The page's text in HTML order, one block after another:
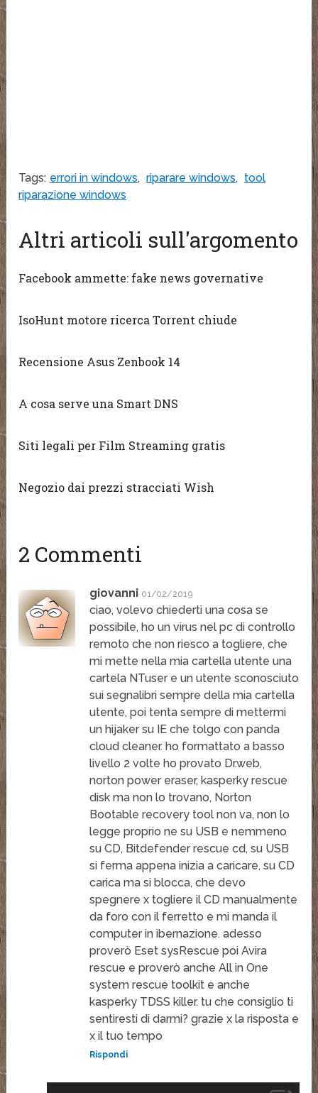
Tags: errori in windows, riparare windows, tool
riparazione windows
Altri articoli sull'argomento
Facebook ammette: fake news governative
IsoHunt motore ricerca Torrent chiude
Recensione Asus Zenbook 14
A cosa serve una Smart DNS
Siti legali per Film Streaming gratis
Negozio dai prezzi stracciati Wish
2 Commenti
giovanni 01/02/2019
ciao, volevo chiederti una cosa se
possibile, ho un virus nel pc di controllo
remoto che non riesco a togliere, che
mi mette nella mia cartella utente una
cartela NTuser e un utente sconosciuto
sui segnalibri sempre della mia cartella
utente, poi tenta sempre di mettermi
un hijaker su IE che tolgo con panda
cloud cleaner. ho formattato a basso
livello 2 volte ho provato Dr.web,
norton power eraser, kasperky rescue
disk ma non lo trovano, Norton
Bootable recovery tool non va, non lo
legge proprio ne su USB e nemmeno
su CD, Bitdefender rescue cd, su USB
si ferma appena inizia a caricare, su CD
carica ma si blocca, che devo
spegnere x togliere il CD manualmente
da foro con il ferretto e mi manda il
computer in ibernazione. adesso
proverò Eset sysRescue poi Avira
rescue e proverò anche All in One
system rescue toolkit e anche
kasperky TDSS killer. tu che consiglio ti
sentiresti di darmi? grazie x la risposta e
x il tuo tempo
Rispondi